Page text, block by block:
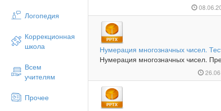
Логопедия
Коррекционная
школа
Всем
учителям
Прочее
Нумерация многозначных чисел.
Нумерация многозначных чисел.